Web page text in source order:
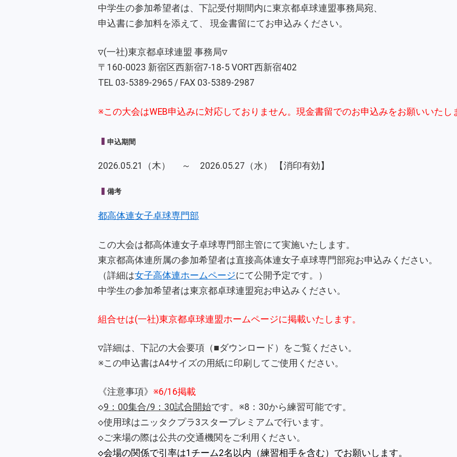
中学生の参加希望者は、下記受付期間内に東京都卓球連盟事務局宛、
申込書に参加料を添えて、 現金書留にてお申込みください。
▽(一社)東京都卓球連盟 事務局▽
〒160-0023 新宿区西新宿7-18-5 VORT西新宿402
TEL 03-5389-2965 / FAX 03-5389-2987
※この大会はWEB申込みに対応しておりません。現金書留でのお申込みをお願いいたし
申込期間
2026.05.21（木） ～ 2026.05.27（水） 【消印有効】
備考
都高体連女子卓球専門部
この大会は都高体連女子卓球専門部主管にて実施いたします。
東京都高体連所属の参加希望者は直接高体連女子卓球専門部宛お申込みください。
（詳細は女子高体連ホームページにて公開予定です。）
中学生の参加希望者は東京都卓球連盟宛お申込みください。
組合せは(一社)東京都卓球連盟ホームページに掲載いたします。
▽詳細は、下記の大会要項（■ダウンロード）をご覧ください。
※この申込書はA4サイズの用紙に印刷してご使用ください。
《注意事項》 ※6/16掲載
◇9：00集合/9：30試合開始です。※8：30から練習可能です。
◇使用球はニッタクプラ3スタープレミアムで行います。
◇ご来場の際は公共の交通機関をご利用ください。
◇会場の関係で引率は1チーム2名以内（練習相手を含む）でお願いします。